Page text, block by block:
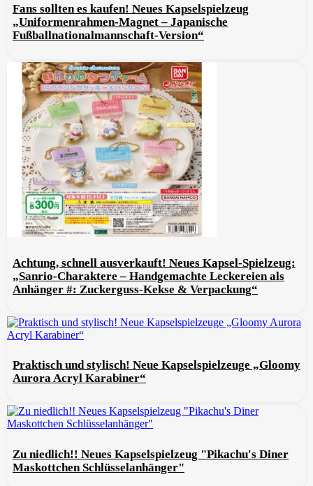
Fans sollten es kaufen! Neues Kapselspielzeug
„Uniformenrahmen-Magnet – Japanische
Fußballnationalmannschaft-Version“
Achtung, schnell ausverkauft! Neues Kapsel-Spielzeug:
„Sanrio-Charaktere – Handgemachte Leckereien als
Anhänger #: Zuckerguss-Kekse & Verpackung“
Praktisch und stylisch! Neue Kapselspielzeuge „Gloomy
Aurora Acryl Karabiner“
Zu niedlich!! Neues Kapselspielzeug "Pikachu's Diner
Maskottchen Schlüsselanhänger"